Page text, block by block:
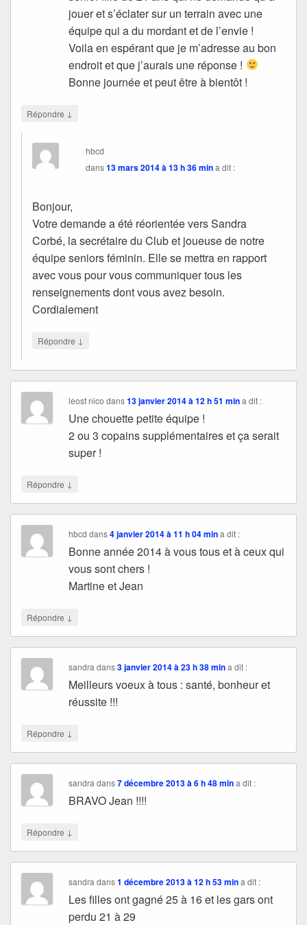
jouer et s’éclater sur un terrain avec une
équipe qui a du mordant et de l’envie !
Voila en espérant que je m’adresse au bon
endroit et que j’aurais une réponse !
Bonne journée et peut être à bientôt !
Répondre ↓
hbcd
dans13 mars 2014 à 13 h 36 mina dit :
Bonjour,
Votre demande a été réorientée vers Sandra
Corbé, la secrétaire du Club et joueuse de notre
équipe seniors féminin. Elle se mettra en rapport
avec vous pour vous communiquer tous les
renseignements dont vous avez besoin.
Cordialement
Répondre ↓
leost nico dans13 janvier 2014 à 12 h 51 min a dit :
Une chouette petite équipe !
2 ou 3 copains supplémentaires et ça serait
super !
Répondre ↓
hbcd dans4 janvier 2014 à 11 h 04 min a dit :
Bonne année 2014 à vous tous et à ceux qui
vous sont chers !
Martine et Jean
Répondre ↓
sandra dans3 janvier 2014 à 23 h 38 min a dit :
Meilleurs voeux à tous : santé, bonheur et
réussite !!!
Répondre ↓
sandra dans7 décembre 2013 à 6 h 48 min a dit :
BRAVO Jean !!!!
Répondre ↓
sandra dans1 décembre 2013 à 12 h 53 min a dit :
Les filles ont gagné 25 à 16 et les gars ont
perdu 21 à 29